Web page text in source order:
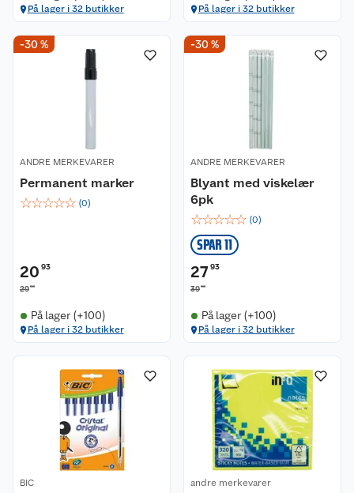
På lager i 32 butikker På lager i 32 butikker
-30 %
ANDRE MERKEVARER
Permanent marker
☆☆☆☆☆ (0)
20 93
2990
På lager (+100)
På lager i 32 butikker
-30 %
ANDRE MERKEVARER
Blyant med viskelær
6pk
☆☆☆☆☆ (0)
SPAR 11
2793
3990
På lager (+100)
På lager i 32 butikker
BIC andre merkevarer
Om oss
Nyheter
Våre butikker
Våre merkevarer
Kundeservice
Kontakt oss
Angre- og returrett
Reklamasjon og garanti
Ofte stilte spørsmål